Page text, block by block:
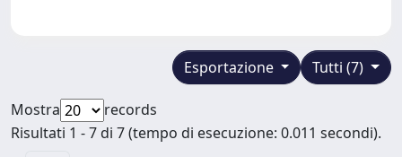
Tutti (7)
Esportazione
Mostra
records
Risultati 1 - 7 di 7 (tempo di esecuzione: 0.011 secondi).